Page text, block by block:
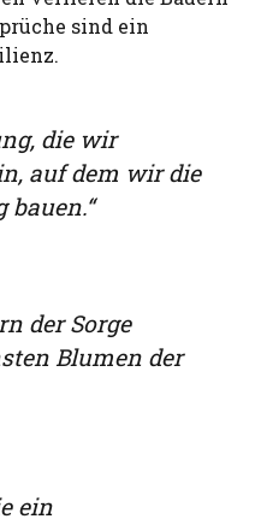
sind ein
die wir
auf dem wir die
der Sorge
Blumen der
ein